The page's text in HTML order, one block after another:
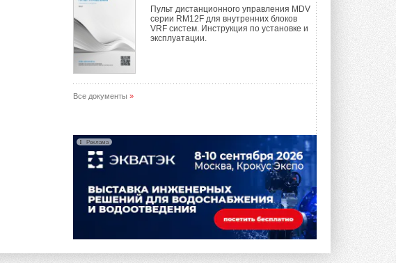
Пульт дистанционного управления MDV
серии RM12F для внутренних блоков
VRF систем. Инструкция по установке и
эксплуатации.
Все документы »
Реклама